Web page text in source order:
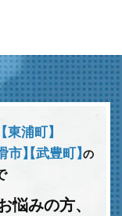
東浦町】
市】【武豊町】の
悩みの方、